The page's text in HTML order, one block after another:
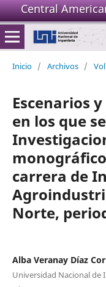
Central
Inicio / Archivos /
Escenarios
en los que
carrera de
Norte,
Alba Veranay Díaz
Universidad Nacional de